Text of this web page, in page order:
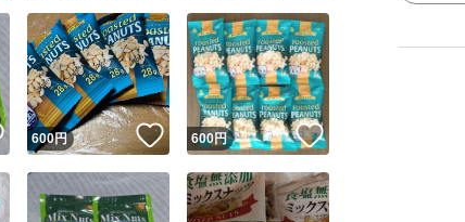
Yahoo!フリマが定めた一定の基準を満たしたユーザーにバッジを付
安心取引出品者
安心取引出品者 Yahoo!フリマの基準をクリアした安心・安全な
取引実績
取引実績◯+ このユーザーはYahoo!フリマの取引を完了させ
この商品の情報をコピーします
商品画像の 無断転載は禁止されています
コピーは1商品につき1回です
いいね！
600円 いいね！
600円 いいね！